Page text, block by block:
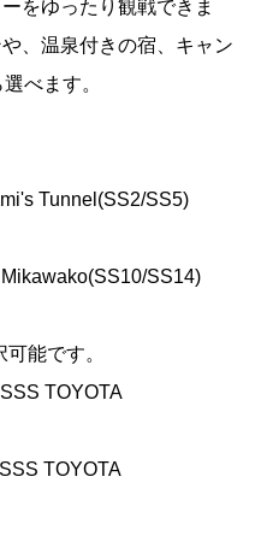
をゆったり観戦できま
、温泉付きの宿、キャン
べます。
Tunnel(SS2/SS5)
SS14)
能です。
TOYOTA
TOYOTA